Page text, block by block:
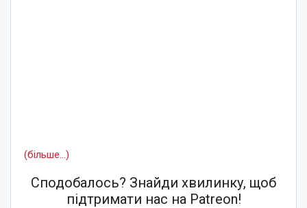
(більше…)
Сподобалось? Знайди хвилинку, щоб
підтримати нас на Patreon!